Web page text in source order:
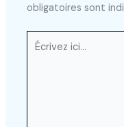
obligatoires sont
Écrivez
ici…